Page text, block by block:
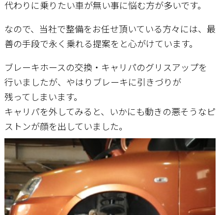
代わりに乗りたい車が無い事に悩む方が多いです。
なので、当社で整備をお任せ頂いている方々には、最
善の手段で永く乗れる提案をと心がけています。
ブレーキホースの交換・キャリパのグリスアップを
行いましたが、やはりブレーキに引きづりが
残ってしまいます。
キャリパを外してみると、いかにも動きの悪そうなピ
ストンが顔を出していました。